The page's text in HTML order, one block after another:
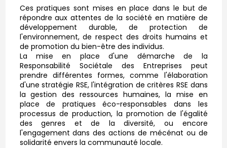
Ces pratiques sont mises en place dans le but de
répondre aux attentes de la société en matière de
développement durable, de protection de
l'environnement, de respect des droits humains et
de promotion du bien-être des individus.
La mise en place d'une démarche de la
Responsabilité Sociétale des Entreprises peut
prendre différentes formes, comme l'élaboration
d'une stratégie RSE, l'intégration de critères RSE dans
la gestion des ressources humaines, la mise en
place de pratiques éco-responsables dans les
processus de production, la promotion de l'égalité
des genres et de la diversité, ou encore
l'engagement dans des actions de mécénat ou de
solidarité envers la communauté locale.